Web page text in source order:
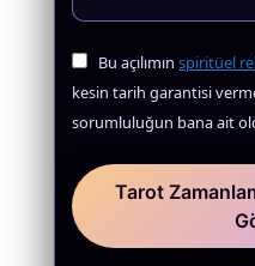
Bu açılımın spiritüel
kesin tarih garantisi
sorumluluğun bana ait
Tarot